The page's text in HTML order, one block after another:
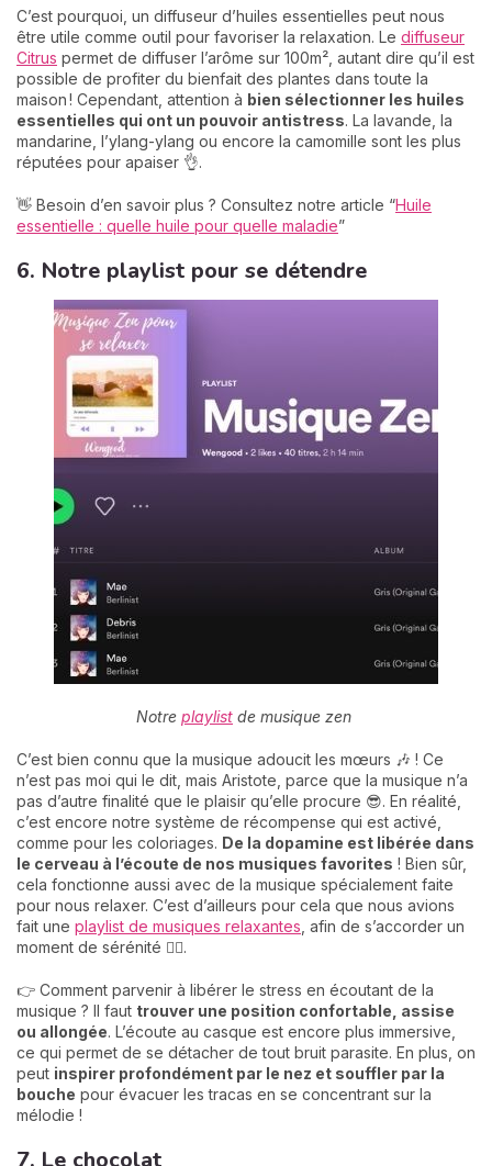
C’est pourquoi, un diffuseur d’huiles essentielles peut nous
être utile comme outil pour favoriser la relaxation. Le diffuseur
Citrus permet de diffuser l’arôme sur 100m², autant dire qu’il est
possible de profiter du bienfait des plantes dans toute la
maison ! Cependant, attention à bien sélectionner les huiles
essentielles qui ont un pouvoir antistress. La lavande, la
mandarine, l’ylang-ylang ou encore la camomille sont les plus
réputées pour apaiser 👌.
👋 Besoin d’en savoir plus ? Consultez notre article “Huile
essentielle : quelle huile pour quelle maladie”
6. Notre playlist pour se détendre
Notre playlist de musique zen
C’est bien connu que la musique adoucit les mœurs 🎶 ! Ce
n’est pas moi qui le dit, mais Aristote, parce que la musique n’a
pas d’autre finalité que le plaisir qu’elle procure 😎. En réalité,
c’est encore notre système de récompense qui est activé,
comme pour les coloriages. De la dopamine est libérée dans
le cerveau à l’écoute de nos musiques favorites ! Bien sûr,
cela fonctionne aussi avec de la musique spécialement faite
pour nous relaxer. C’est d’ailleurs pour cela que nous avions
fait une playlist de musiques relaxantes , afin de s’accorder un
moment de sérénité 💆‍♀️.
👉 Comment parvenir à libérer le stress en écoutant de la
musique ? Il faut trouver une position confortable, assise
ou allongée. L’écoute au casque est encore plus immersive,
ce qui permet de se détacher de tout bruit parasite. En plus, on
peut inspirer profondément par le nez et souffler par la
bouche pour évacuer les tracas en se concentrant sur la
mélodie !
7. Le chocolat